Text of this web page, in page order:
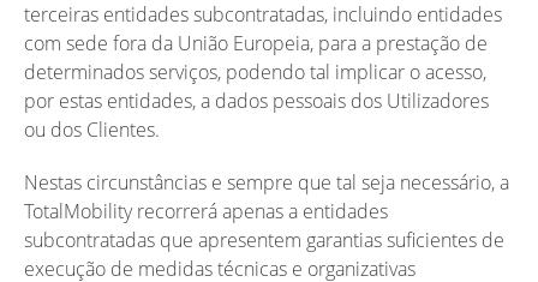
terceiras entidades subcontratadas, incluindo entidades
com sede fora da União Europeia, para a prestação de
determinados serviços, podendo tal implicar o acesso,
por estas entidades, a dados pessoais dos Utilizadores
ou dos Clientes.
Nestas circunstâncias e sempre que tal seja necessário, a
TotalMobility recorrerá apenas a entidades
subcontratadas que apresentem garantias suficientes de
execução de medidas técnicas e organizativas